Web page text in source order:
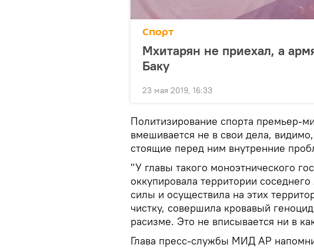
Спорт
Мхитарян не приехал, а
Баку
23 мая 2019, 16:33
Политизирование спорта премьер-
вмешивается не в свои дела,
стоящие перед ним внутренние
"У главы такого моноэтнического
оккупировала территории
силы и осуществила на этих
чистку, совершила кровавый
расизме. Это не вписывается ни в
Глава пресс-службы МИД АР